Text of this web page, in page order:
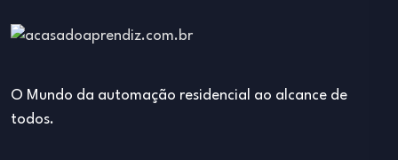
O Mundo da automação residencial ao alcance de
todos.